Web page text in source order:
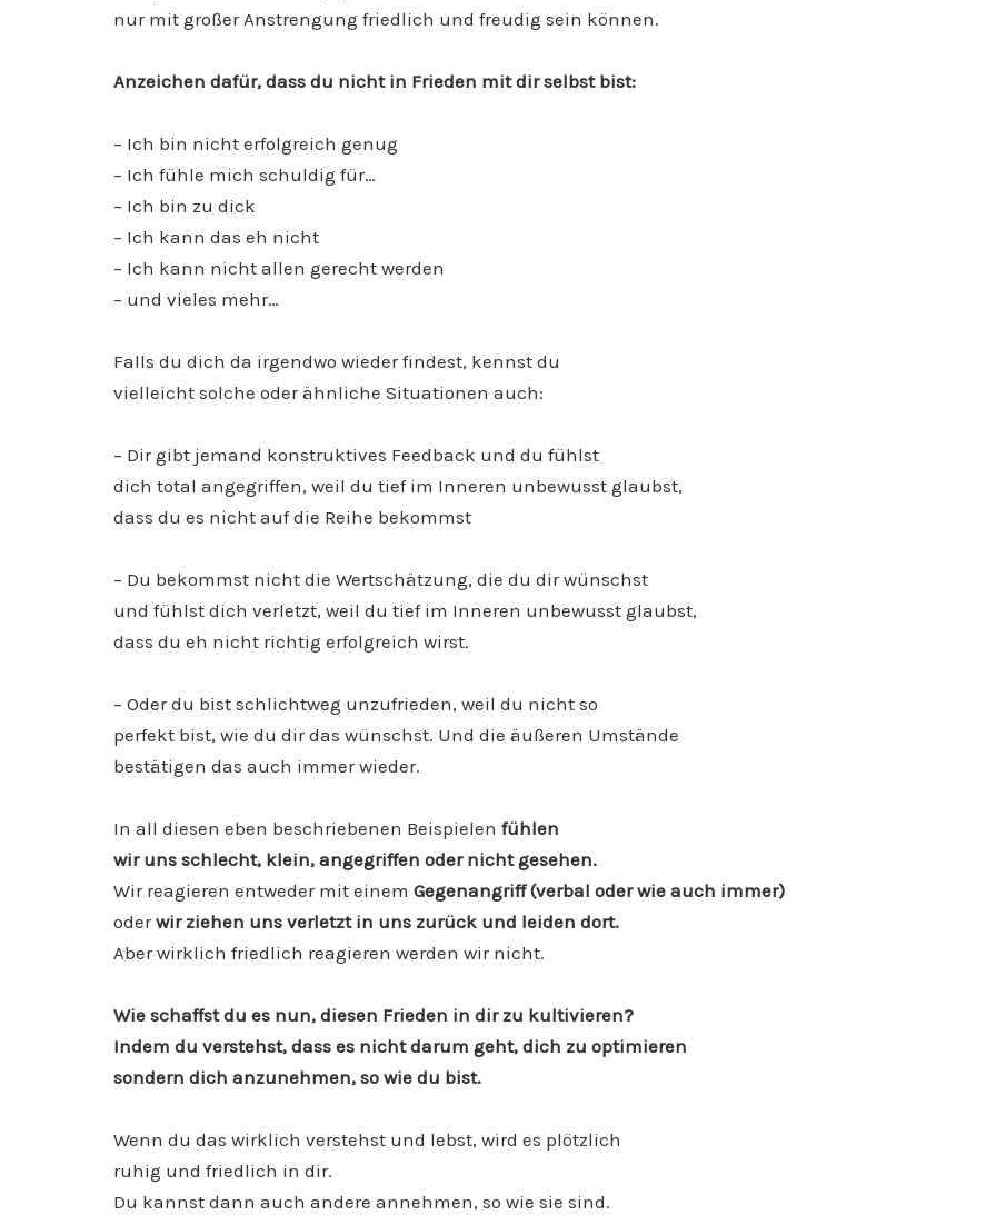
nur mit großer Anstrengung friedlich und freudig sein können.
Anzeichen dafür, dass du nicht in Frieden mit dir selbst bist:
– Ich bin nicht erfolgreich genug
– Ich fühle mich schuldig für…
– Ich bin zu dick
– Ich kann das eh nicht
– Ich kann nicht allen gerecht werden
– und vieles mehr…
Falls du dich da irgendwo wieder findest, kennst du
vielleicht solche oder ähnliche Situationen auch:
– Dir gibt jemand konstruktives Feedback und du fühlst
dich total angegriffen, weil du tief im Inneren unbewusst glaubst,
dass du es nicht auf die Reihe bekommst
– Du bekommst nicht die Wertschätzung, die du dir wünschst
und fühlst dich verletzt, weil du tief im Inneren unbewusst glaubst,
dass du eh nicht richtig erfolgreich wirst.
– Oder du bist schlichtweg unzufrieden, weil du nicht so
perfekt bist, wie du dir das wünschst. Und die äußeren Umstände
bestätigen das auch immer wieder.
In all diesen eben beschriebenen Beispielen fühlen
wir uns schlecht, klein, angegriffen oder nicht gesehen.
Wir reagieren entweder mit einem Gegenangriff (verbal oder wie auch immer)
oderwir ziehen uns verletzt in uns zurück und leiden dort.
Aber wirklich friedlich reagieren werden wir nicht.
Wie schaffst du es nun, diesen Frieden in dir zu kultivieren?
Indem du verstehst, dass es nicht darum geht, dich zu optimieren
sondern dich anzunehmen, so wie du bist.
Wenn du das wirklich verstehst und lebst, wird es plötzlich
ruhig und friedlich in dir.
Du kannst dann auch andere annehmen, so wie sie sind.